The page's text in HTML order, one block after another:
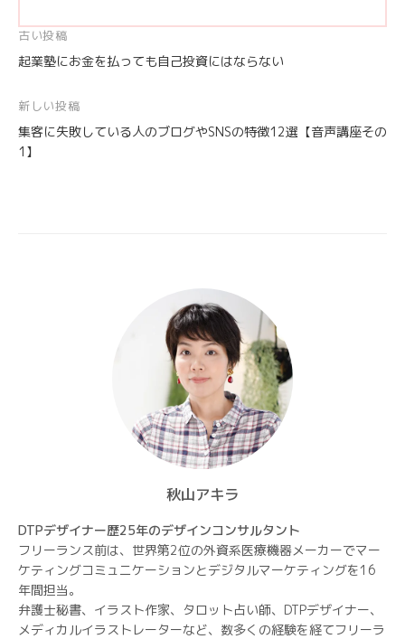
投
稿
ナ
ビ
ゲ
古い投稿
起業塾にお金を払っても自己投資にはならない
新しい投稿
集客に失敗している人のブログやSNSの特徴12選【音声講座その
1】
秋山アキラ
DTPデザイナー歴25年のデザインコンサルタント
フリーランス前は、世界第2位の外資系医療機器メーカーでマー
ケティングコミュニケーションとデジタルマーケティングを16
年間担当。
弁護士秘書、イラスト作家、タロット占い師、DTPデザイナー、
メディカルイラストレーターなど、数多くの経験を経てフリーラ